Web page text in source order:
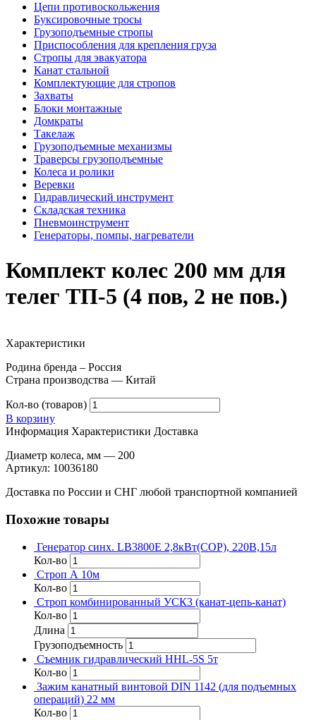
Цепи противоскольжения
Буксировочные тросы
Грузоподъемные стропы
Приспособления для крепления груза
Стропы для эвакуатора
Канат стальной
Комплектующие для стропов
Захваты
Блоки монтажные
Домкраты
Такелаж
Грузоподъемные механизмы
Траверсы грузоподъемные
Колеса и ролики
Веревки
Гидравлический инструмент
Складская техника
Пневмоинструмент
Генераторы, помпы, нагреватели
Комплект колес 200 мм для
телег ТП-5 (4 пов, 2 не пов.)
Характеристики
Родина бренда – Россия
Страна производства — Китай
Кол-во (товаров)
В корзину
Информация Характеристики Доставка
Диаметр колеса, мм — 200
Артикул: 10036180
Доставка по России и СНГ любой транспортной компанией
Похожие товары
Генератор синх. LB3800E 2,8кВт(COP), 220В,15л
Кол-во
Строп А 10м
Кол-во
Строп комбинированный УСК3 (канат-цепь-канат)
Кол-во
Длина
Грузоподъемность
Съемник гидравлический HHL-5S 5т
Кол-во
Зажим канатный винтовой DIN 1142 (для подъемных
операций) 22 мм
Кол-во